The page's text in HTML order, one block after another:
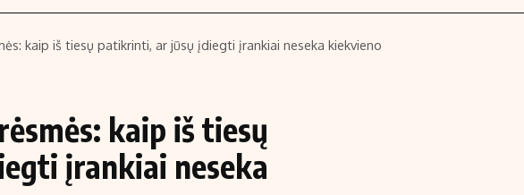
Akcijų rinka
Saulės elektrinės
kaip iš tiesų patikrinti, ar jūsų įdiegti įrankiai neseka kiekvieno
kaip iš tiesų
įrankiai neseka